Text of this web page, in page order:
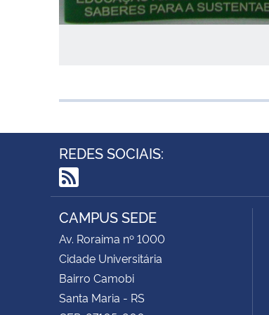
REDES SOCIAIS:
RSS
CAMPUS SEDE
Av. Roraima nº 1000
Cidade Universitária
Bairro Camobi
Santa Maria - RS